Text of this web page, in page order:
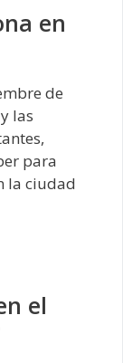
en
de
las
para
la ciudad
el